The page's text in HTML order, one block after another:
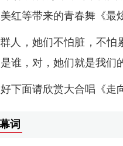
红等带来的青春舞《最
人，她们不怕脏，不怕
谁，对，她们就是我
下面请欣赏大合唱《走
词